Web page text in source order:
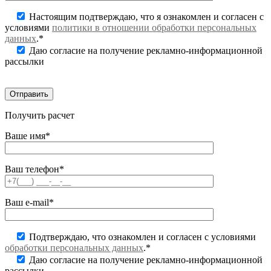
Настоящим подтверждаю, что я ознакомлен и согласен с
условиями политики в отношении обработки персональных
данных.*
Даю согласие на получение рекламно-информационной
рассылки
Получить расчет
Ваше имя*
Ваш телефон*
Ваш e-mail*
Подтверждаю, что ознакомлен и согласен с условиями
обработки персональных данных.*
Даю согласие на получение рекламно-информационной